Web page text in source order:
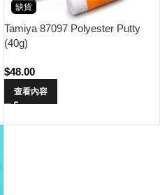
缺貨
Tamiya 87097 Polyester Putty
(40g)
$48.00
查看內容